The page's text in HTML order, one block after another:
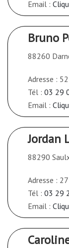
Email :
Bruno
88260
Adresse :
Tél : 03 29
Email :
Jordan
88290
Adresse :
Tél : 03 29
Email :